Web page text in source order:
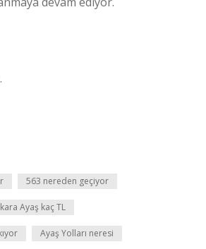
563 nereden geçiyor
Ayaş kaç TL
Ayaş Yolları neresi